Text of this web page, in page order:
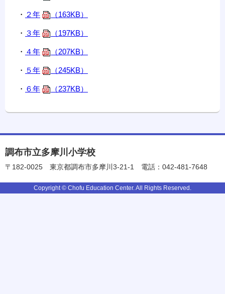
・ ２年 （163KB）
・ ３年 （197KB）
・ ４年 （207KB）
・ ５年 （245KB）
・ ６年 （237KB）
調布市立多摩川小学校
〒182-0025 東京都調布市多摩川3-21-1 電話：042-481-7648
Copyright © Chofu Education Center. All Rights Reserved.